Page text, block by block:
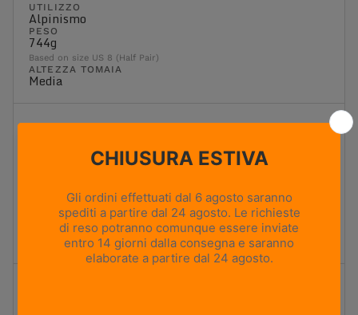
UTILIZZO
Alpinismo
PESO
744g
Based on size US 8 (Half Pair)
ALTEZZA TOMAIA
Media
Flessibilità
2 3 4
Massima flessibilità
Ideale per il trekking con zaino e i terreni più impegnativi.
Offre una piattaforma stabile, un'elevata rigidità torsionale
ed è progettata per il trasporto di carichi pesanti.